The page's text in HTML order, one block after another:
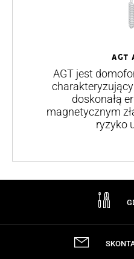
AGT
AGT jest
doskonałą
magnetycznym
ryzyko